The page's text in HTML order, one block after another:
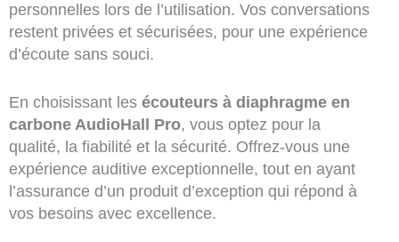
personnelles lors de l’utilisation. Vos conversations
restent privées et sécurisées, pour une expérience
d’écoute sans souci.
En choisissant les écouteurs à diaphragme en
carbone AudioHall Pro, vous optez pour la
qualité, la fiabilité et la sécurité. Offrez-vous une
expérience auditive exceptionnelle, tout en ayant
l’assurance d’un produit d’exception qui répond à
vos besoins avec excellence.